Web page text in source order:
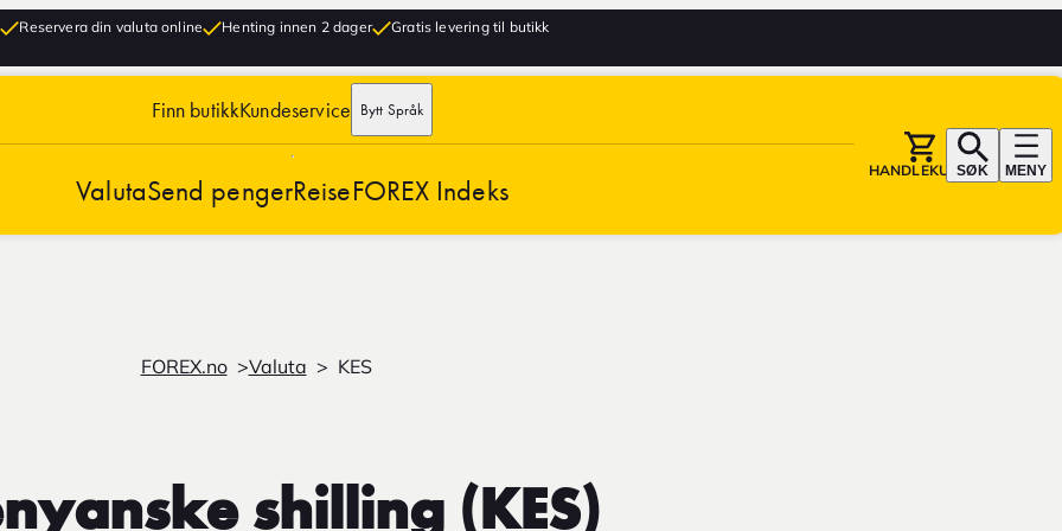
Reservera din valuta online Henting innen 2 dager Gratis levering til butikk
Finn butikkKundeservice Bytt Språk
ValutaSend pengerReiseFOREX Indeks
HANDLEKURVSØK MENY
FOREX.no Valuta KES
shilling (KES)